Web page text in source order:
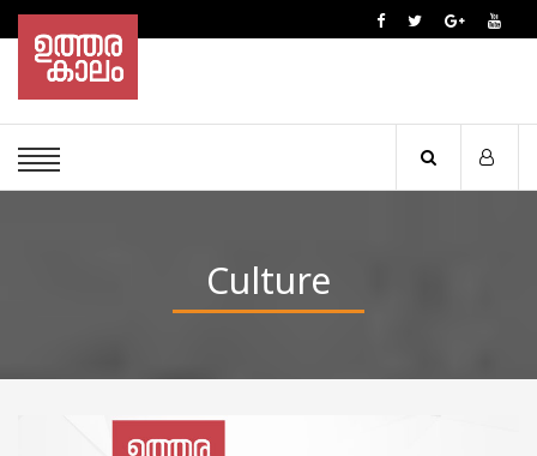
Culture